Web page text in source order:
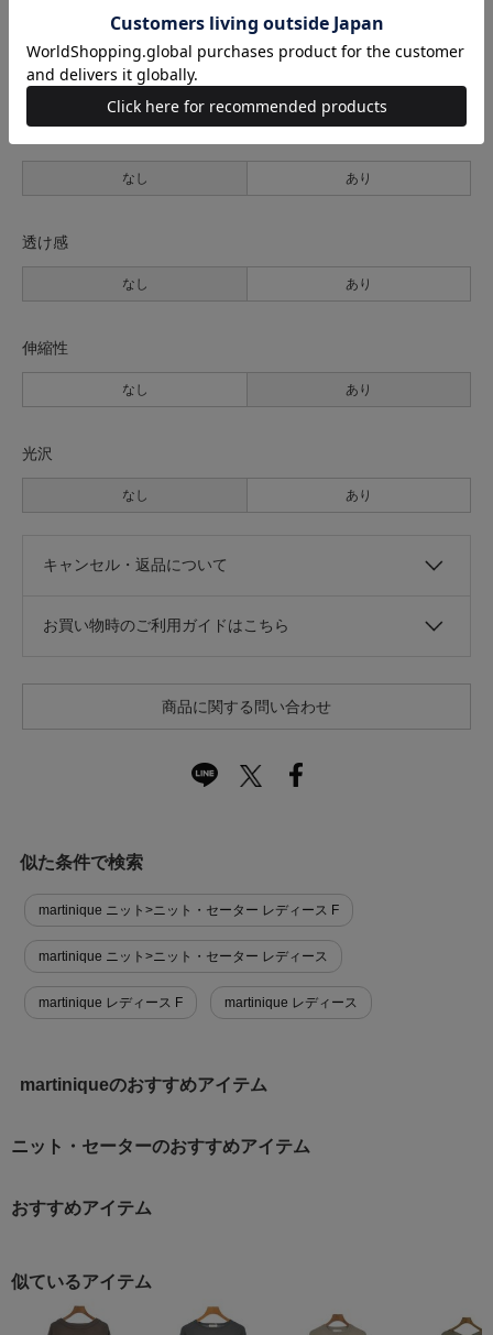
薄手
なし あり
透け感
なし あり
伸縮性
なし あり
光沢
なし あり
キャンセル・返品について
お買い物時のご利用ガイドはこちら
商品に関する問い合わせ
似た条件で検索
martinique ニット>ニット・セーター レディース F
martinique ニット>ニット・セーター レディース
martinique レディース F martinique レディース
martiniqueのおすすめアイテム
ニット・セーターのおすすめアイテム
おすすめアイテム